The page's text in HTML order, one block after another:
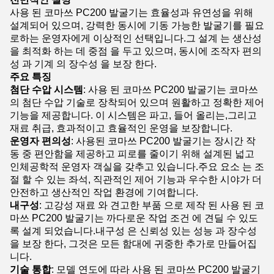
사용 된 코마쓰 PC200 발굴기는 효율성과 유연성을 위해
설계되어 있으며, 강력한 동시에 기동 가능한 발굴기를 필요
로하는 운영자에게 이상적인 선택입니다.그 설계 는 생산성
을 최적화 하는 데 중점 을 두고 있으며, 동시에 조작자 편의
성 과 기계 의 장수성 을 보장 한다.
주요 특징
첨단 수압 시스템 : 사용 된 코마쓰 PC200 발굴기는 코마쓰
의 첨단 수압 기술로 장착되어 있으며 원활하고 정확한 제어
기능을 제공합니다. 이 시스템은 파고, 들어 올리는,그리고
재료 취급, 효과적이고 효율적인 운영을 보장합니다.
운영자 편의성: 사용된 코마쓰 PC200 발굴기는 장시간 작
동 중 편안함을 제공하고 피로를 줄이기 위해 설계된 넓고
인체공학적 운영자 객실을 갖추고 있습니다.주요 요소 는 조
절 할 수 있는 좌석, 직관적인 제어 기능과 우수한 시야가 더
안전하고 생산적인 작업 환경에 기여합니다.
내구성: 고강성 재료 와 견고한 부품 으로 제작 된 사용 된 코
마쓰 PC200 발굴기는 까다로운 작업 조건 에 견딜 수 있도
록 설계 되었습니다.내구성 은 신뢰성 있는 성능 과 장수성
을 보장 한다, 그것은 모든 함대에 귀중한 추가로 만들어집
니다.
기술 통합: 모델 연도에 따라 사용 된 코마쓰 PC200 발굴기